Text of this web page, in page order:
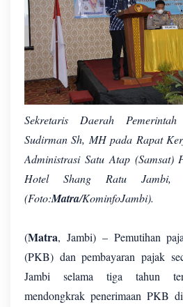
Sekretaris Daerah
Sudirman Sh, MH pada Rapat
Administrasi Satu Atap (Samsat)
Hotel Shang Ratu Jambi,
(Foto:Matra/KominfoJambi).
(Matra, Jambi) – Pemutihan
(PKB) dan pembayaran pajak
Jambi selama tiga tahun
mendongkrak penerimaan PKB